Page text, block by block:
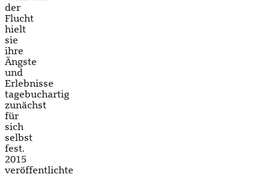
der
Flucht
hielt
sie
ihre
Ängste
und
Erlebnisse
tagebuchartig
zunächst
für
sich
selbst
fest.
2015
veröffentlichte